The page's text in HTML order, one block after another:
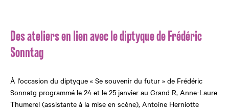
Des ateliers en lien avec le diptyque de Frédéric
Sonntag
À l’occasion du diptyque « Se souvenir du futur » de Frédéric
Sonnatg programmé le 24 et le 25 janvier au Grand R, Anne-Laure
Thumerel (assistante à la mise en scène), Antoine Herniotte